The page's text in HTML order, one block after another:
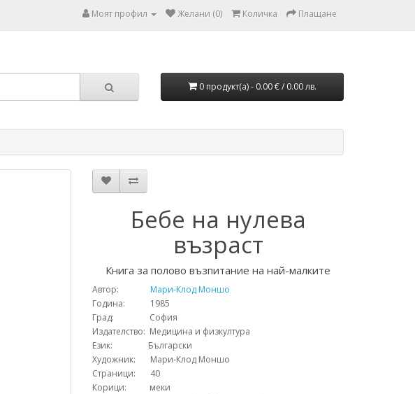
Моят профил Желани (0) Количка Плащане
0 продукт(а) - 0.00 € / 0.00 лв.
Бебе на нулева
възраст
Книга за полово възпитание на най-малките
Автор:
Мари-Клод Моншо
Година: 1985
Град: София
Издателство: Медицина и физкултура
Език: Български
Художник: Мари-Клод Моншо
Страници: 40
Корици: меки